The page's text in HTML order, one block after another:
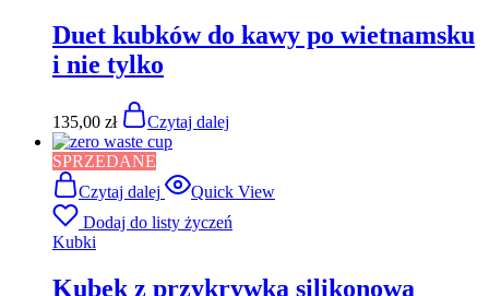
Duet kubków do kawy po wietnamsku
i nie tylko
135,00 zł Czytaj dalej
SPRZEDANE
Czytaj dalej
Quick View
Dodaj do listy życzeń
Kubki
Kubek z przykrywką silikonową